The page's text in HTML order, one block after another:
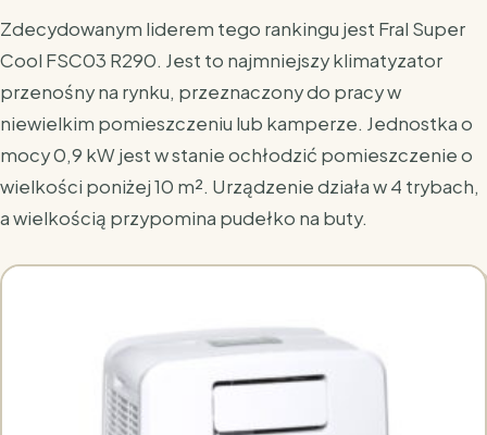
Zdecydowanym liderem tego rankingu jest Fral Super
Cool FSC03 R290. Jest to najmniejszy klimatyzator
przenośny na rynku, przeznaczony do pracy w
niewielkim pomieszczeniu lub kamperze. Jednostka o
mocy 0,9 kW jest w stanie ochłodzić pomieszczenie o
wielkości poniżej 10 m². Urządzenie działa w 4 trybach,
a wielkością przypomina pudełko na buty.